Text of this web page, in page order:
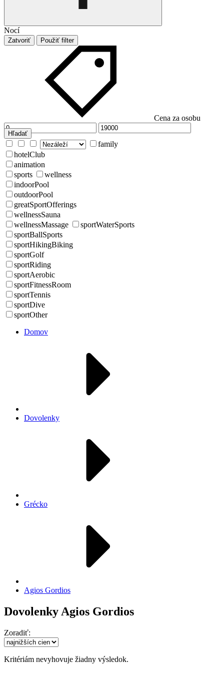
Nocí
Zatvoriť Použiť filter
Cena za osobu
Hľadať
family
hotelClub
animation
sports
wellness
indoorPool
outdoorPool
greatSportOfferings
wellnessSauna
wellnessMassage
sportWaterSports
sportBallSports
sportHikingBiking
sportGolf
sportRiding
sportAerobic
sportFitnessRoom
sportTennis
sportDive
sportOther
Domov
Dovolenky
Grécko
Agios Gordios
Dovolenky Agios Gordios
Zoradiť:
Kritériám nevyhovuje žiadny výsledok.